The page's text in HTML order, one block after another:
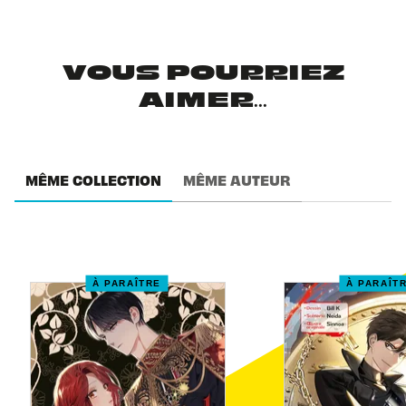
VOUS POURRIEZ
AIMER...
MÊME COLLECTION MÊME AUTEUR
À PARAÎTRE À